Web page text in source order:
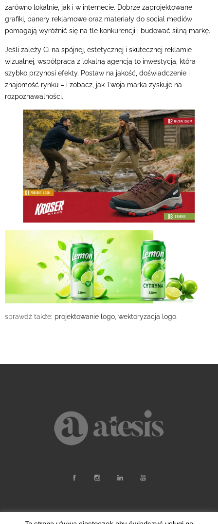
zarówno lokalnie, jak i w internecie. Dobrze zaprojektowane
grafiki, banery reklamowe oraz materiały do social mediów
pomagają wyróżnić się na tle konkurencji i budować silną markę.
Jeśli zależy Ci na spójnej, estetycznej i skutecznej reklamie
wizualnej, współpraca z lokalną agencją to inwestycja, która
szybko przynosi efekty. Postaw na jakość, doświadczenie i
znajomość rynku – i zobacz, jak Twoja marka zyskuje na
rozpoznawalności.
sprawdź także: projektowanie logo wektoryzacja logo.